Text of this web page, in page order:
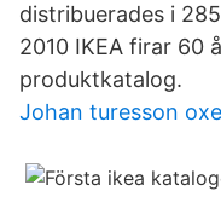
distribuerades i
2010 IKEA firar 60
produktkatalog.
Johan turesson